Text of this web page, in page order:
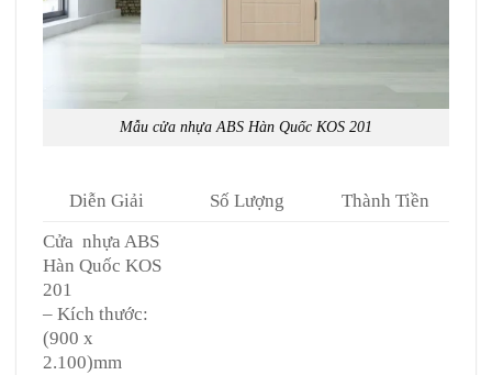
Mẫu cửa nhựa ABS Hàn Quốc KOS 201
Diễn Giải Số Lượng
Thành Tiền
Cửa nhựa ABS
Hàn Quốc KOS
201
– Kích thước:
(900 x
2.100)mm